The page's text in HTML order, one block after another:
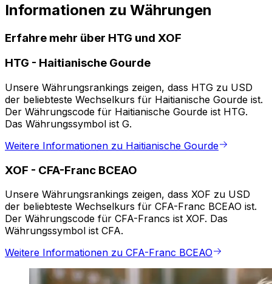
Informationen zu Währungen
Erfahre mehr über HTG und XOF
HTG - Haitianische Gourde
Unsere Währungsrankings zeigen, dass HTG zu USD
der beliebteste Wechselkurs für Haitianische Gourde ist.
Der Währungscode für Haitianische Gourde ist HTG.
Das Währungssymbol ist G.
Weitere Informationen zu Haitianische Gourde
XOF - CFA-Franc BCEAO
Unsere Währungsrankings zeigen, dass XOF zu USD
der beliebteste Wechselkurs für CFA-Franc BCEAO ist.
Der Währungscode für CFA-Francs ist XOF. Das
Währungssymbol ist CFA.
Weitere Informationen zu CFA-Franc BCEAO